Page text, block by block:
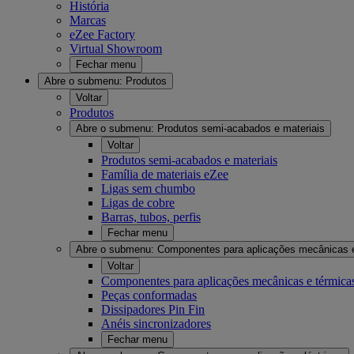
História
Marcas
eZee Factory
Virtual Showroom
Fechar menu
Abre o submenu: Produtos
Voltar
Produtos
Abre o submenu: Produtos semi-acabados e materiais
Voltar
Produtos semi-acabados e materiais
Família de materiais eZee
Ligas sem chumbo
Ligas de cobre
Barras, tubos, perfis
Fechar menu
Abre o submenu: Componentes para aplicações mecânicas
Voltar
Componentes para aplicações mecânicas e
Peças conformadas
Dissipadores Pin Fin
Anéis sincronizadores
Fechar menu